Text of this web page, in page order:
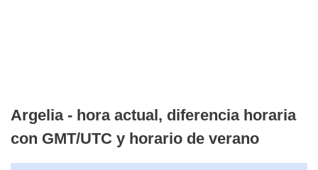
Argelia - hora actual, diferencia horaria
con GMT/UTC y horario de verano